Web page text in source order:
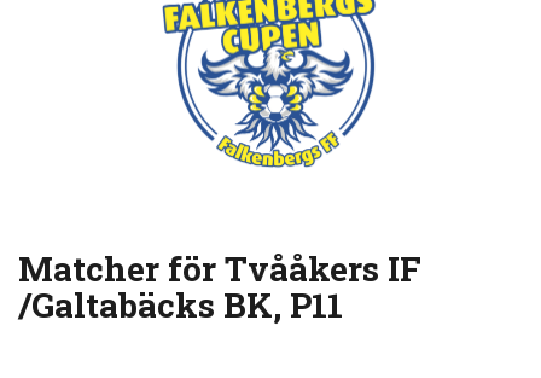
Matcher för Tvååkers IF
/Galtabäcks BK, P11